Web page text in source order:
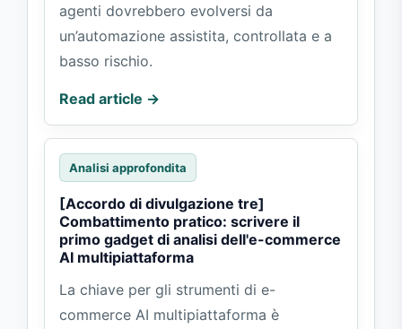
agenti dovrebbero evolversi da
un’automazione assistita, controllata e a
basso rischio.
Read article →
Analisi approfondita
[Accordo di divulgazione tre]
Combattimento pratico: scrivere il
primo gadget di analisi dell'e-commerce
AI multipiattaforma
La chiave per gli strumenti di e-
commerce AI multipiattaforma è